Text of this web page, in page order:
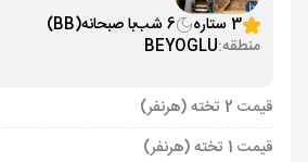
3 ستاره
6 شب با صبحانه(BB)
منطقه:BEYOGLU
قیمت 2 تخته (هرنفر)
قیمت 1 تخته (هرنفر)